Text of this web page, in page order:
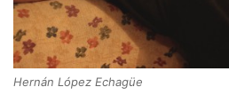
Hernán López Echagüe